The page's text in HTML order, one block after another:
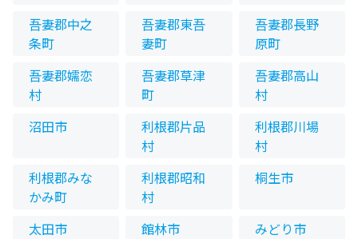
吾妻郡中之
条町
吾妻郡東吾
妻町
吾妻郡長野
原町
吾妻郡嬬恋
村
吾妻郡草津
町
吾妻郡高山
村
沼田市
利根郡片品
村
利根郡川場
村
利根郡みな
かみ町
利根郡昭和
村
桐生市
太田市 館林市
みどり市